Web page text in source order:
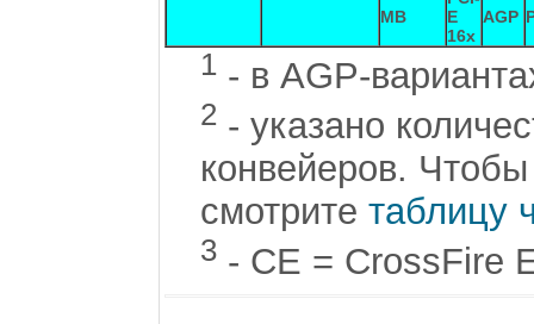
MB
E
16x
AGP
1 - в AGP-
2 - указано
конвейеров.
смотрите таблицу
3 - CE = CrossFire